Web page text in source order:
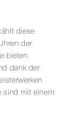
diese
der
bieten
dank der
sind mit einem